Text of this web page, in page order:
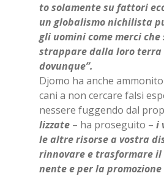
to so­la­men­te su fat­to­ri
un glo­ba­li­smo ni­chi­li­sta
gli uo­mi­ni come mer­ci che
strap­pa­re dal­la loro
do­vun­que”.
Djo­mo ha an­che
ca­ni a non cer­ca­re fal­si
nes­se­re fug­gen­do dal
liz­za­te – ha pro­se­gui­to – i
le al­tre ri­sor­se a vo­stra
rin­no­va­re e tra­sfor­ma­re
nen­te e per la